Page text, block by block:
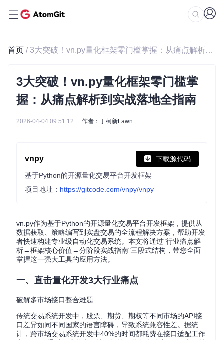
首页 / 3大突破！vn.py量化框架零门槛掌握：从痛点解析到实战落地全指南
3大突破！vn.py量化框架零门槛掌
握：从痛点解析到实战落地全指南
2026-04-04 09:51:12 作者：丁柯新Fawn
vnpy 下载源代码
基于Python的开源量化交易平台开发框架
项目地址： https://gitcode.com/vnpy/vnpy
vn.py作为基于Python的开源量化交易平台开发框架，提供从
数据获取、策略编写到实盘交易的全流程解决方案，帮助开发
者快速构建专业级自动化交易系统。本文将通过"行业痛点解
析→框架核心价值→分阶段实战指南"三段式结构，带您全面
掌握这一强大工具的应用方法。
一、直击量化开发3大行业痛点
破解多市场接口整合难题
传统交易系统开发中，股票、期货、期权等不同市场的API接
口差异如同不同国家的语言障碍，导致系统兼容性差。据统
计，跨市场交易系统开发中40%的时间都耗费在接口适配工作